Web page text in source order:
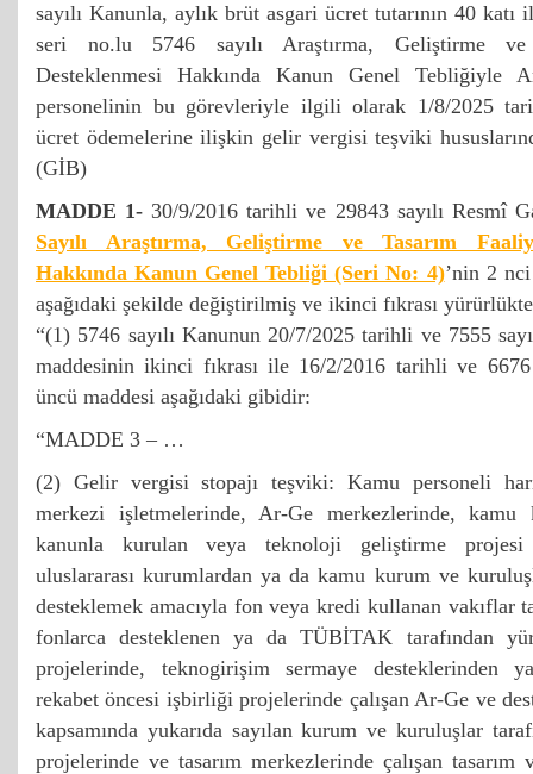
sayılı Kanunla, aylık brüt asgari ücret tutarının 40 katı
seri no.lu 5746 sayılı Araştırma, Geliştirme ve
Desteklenmesi Hakkında Kanun Genel Tebliğiyle
personelinin bu görevleriyle ilgili olarak 1/8/2025
ücret ödemelerine ilişkin gelir vergisi teşviki
(GİB)
MADDE 1- 30/9/2016 tarihli ve 29843 sayılı Resmî
Sayılı Araştırma, Geliştirme ve Tasarım
Hakkında Kanun Genel Tebliği (Seri No: 4)’nin 2
aşağıdaki şekilde değiştirilmiş ve ikinci fıkrası
“(1) 5746 sayılı Kanunun 20/7/2025 tarihli ve 7555
maddesinin ikinci fıkrası ile 16/2/2016 tarihli ve
üncü maddesi aşağıdaki gibidir:
“MADDE 3 – …
(2) Gelir vergisi stopajı teşviki: Kamu personeli
merkezi işletmelerinde, Ar-Ge merkezlerinde,
kanunla kurulan veya teknoloji geliştirme projesi
uluslararası kurumlardan ya da kamu kurum ve
desteklemek amacıyla fon veya kredi kullanan vakıflar
fonlarca desteklenen ya da TÜBİTAK tarafından
projelerinde, teknogirişim sermaye desteklerinden
rekabet öncesi işbirliği projelerinde çalışan Ar-Ge ve
kapsamında yukarıda sayılan kurum ve kuruluşlar
projelerinde ve tasarım merkezlerinde çalışan